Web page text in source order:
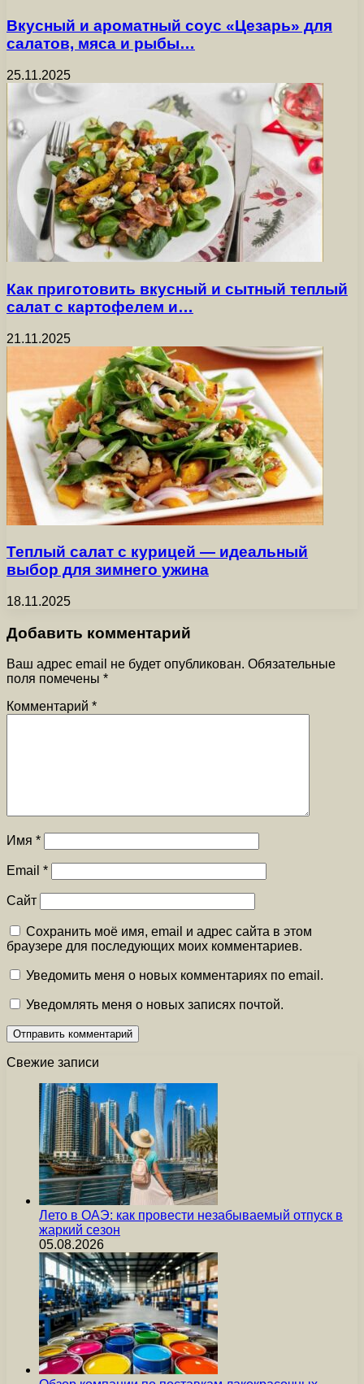
Вкусный и ароматный соус «Цезарь» для
салатов, мяса и рыбы…
25.11.2025
Как приготовить вкусный и сытный теплый
салат с картофелем и…
21.11.2025
Теплый салат с курицей — идеальный
выбор для зимнего ужина
18.11.2025
Добавить комментарий
Ваш адрес email не будет опубликован. Обязательные
поля помечены *
Комментарий *
Имя *
Email *
Сайт
Сохранить моё имя, email и адрес сайта в этом
браузере для последующих моих комментариев.
Уведомить меня о новых комментариях по email.
Уведомлять меня о новых записях почтой.
Свежие записи
Лето в ОАЭ: как провести незабываемый отпуск в
жаркий сезон
05.08.2026